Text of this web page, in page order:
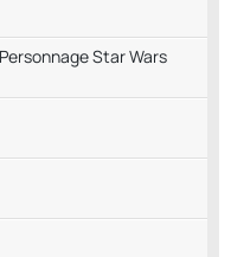
Star Wars